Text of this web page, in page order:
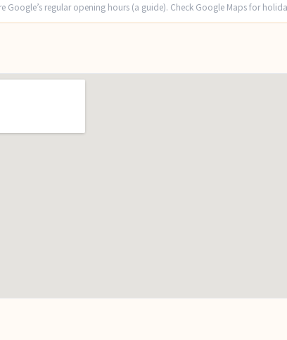
Google’s regular opening hours (a guide). Check Google Maps for